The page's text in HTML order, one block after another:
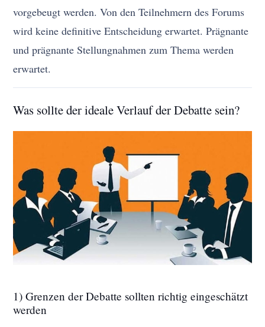
vorgebeugt werden. Von den Teilnehmern des Forums
wird keine definitive Entscheidung erwartet. Prägnante
und prägnante Stellungnahmen zum Thema werden
erwartet.
Was sollte der ideale Verlauf der Debatte sein?
1) Grenzen der Debatte sollten richtig eingeschätzt
werden